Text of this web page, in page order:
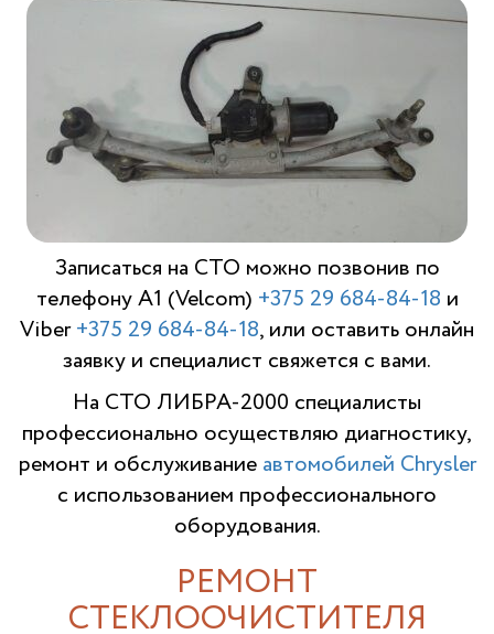
Записаться на СТО можно позвонив по
телефону A1 (Velcom) +375 29 684-84-18 и
Viber+375 29 684-84-18, или оставить онлайн
заявку и специалист свяжется с вами.
На СТО ЛИБРА-2000 специалисты
профессионально осуществляю диагностику,
ремонт и обслуживание автомобилей Chrysler
с использованием профессионального
оборудования.
РЕМОНТ
СТЕКЛООЧИСТИТЕЛЯ